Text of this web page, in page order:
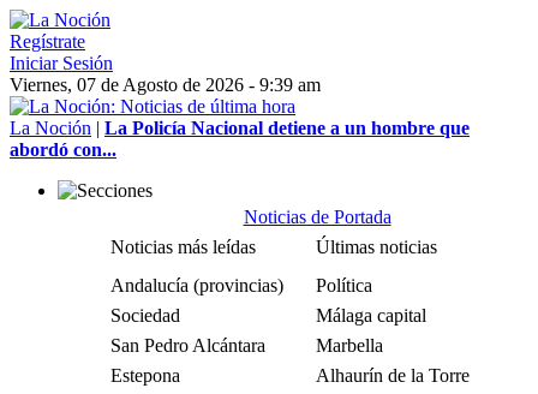
Regístrate
Iniciar Sesión
Viernes, 07 de Agosto de 2026 - 9:39 am
La Noción | La Policía Nacional detiene a un hombre que
abordó con...
Noticias de Portada
Noticias más leídas
Últimas noticias
Andalucía (provincias)
Política
Sociedad
Málaga capital
San Pedro Alcántara
Marbella
Estepona
Alhaurín de la Torre